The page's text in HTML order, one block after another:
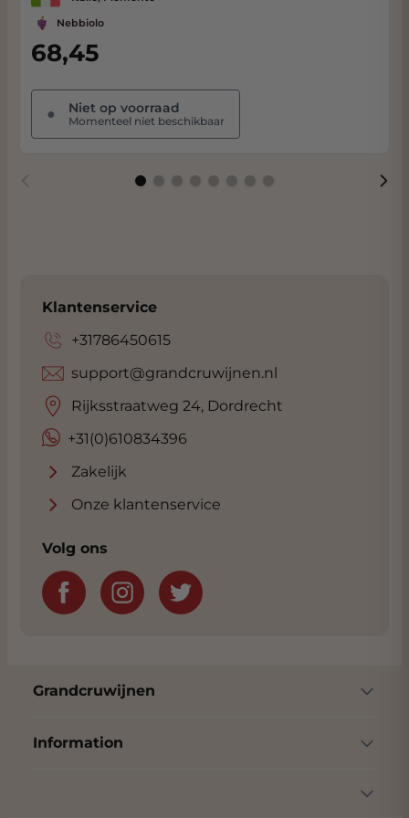
Nebbiolo
68,45
● Niet op voorraad
Momenteel niet beschikbaar
Klantenservice
+31786450615
+31(0)610834396
support@grandcruwijnen.nl
Rijksstraatweg 24, Dordrecht
Zakelijk
Onze klantenservice
Volg ons
Grandcruwijnen
Information